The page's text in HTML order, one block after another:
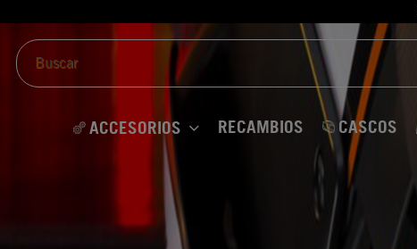
ACCESORIOS RECAMBIOS CASCOS